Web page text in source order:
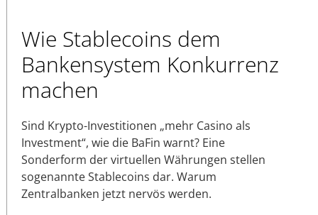
Wie Stablecoins dem
Bankensystem Konkurrenz
machen
Sind Krypto-Investitionen „mehr Casino als
Investment“, wie die BaFin warnt? Eine
Sonderform der virtuellen Währungen stellen
sogenannte Stablecoins dar. Warum
Zentralbanken jetzt nervös werden.